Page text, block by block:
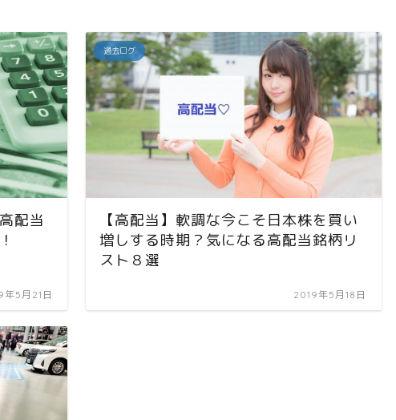
配当
年5月21日
過去ログ
【高配当】軟調な今こそ日本株を買い
増しする時期？気になる高配当銘柄リ
スト８選
2019年5月18日